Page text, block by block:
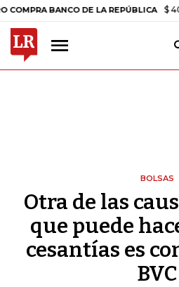
BANCO DE LA REPÚBLICA $ 408.498,97
BOLSAS
Otra de las
que puede
cesantías es
BVC